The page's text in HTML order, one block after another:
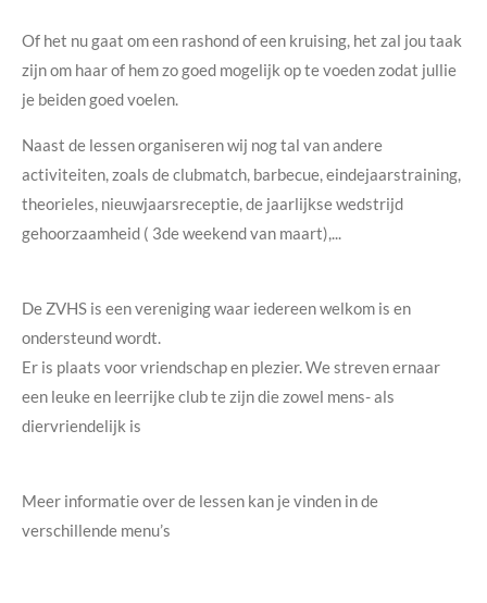
Of het nu gaat om een rashond of een kruising, het zal jou taak
zijn om haar of hem zo goed mogelijk op te voeden zodat jullie
je beiden goed voelen.
Naast de lessen organiseren wij nog tal van andere
activiteiten, zoals de clubmatch, barbecue, eindejaarstraining,
theorieles, nieuwjaarsreceptie, de jaarlijkse wedstrijd
gehoorzaamheid ( 3de weekend van maart),...
De ZVHS is een vereniging waar iedereen welkom is en
ondersteund wordt.
Er is plaats voor vriendschap en plezier. We streven ernaar
een leuke en leerrijke club te zijn die zowel mens- als
diervriendelijk is
Meer informatie over de lessen kan je vinden in de
verschillende menu’s